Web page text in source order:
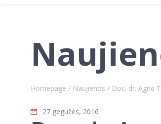
Homepage / Naujienos / Doc. dr. Agnė
27 gegužės, 2016